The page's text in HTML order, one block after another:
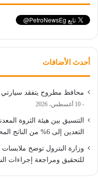
أحدث الأضافات
محافظ مطروح يتفقد سيارتي
10 أغسطس، 2026
التنسيق بين هيئة الثروة
التعدين إلى 6% من الناتج المحلي
وزارة البترول توضح
للتحقيق ومراجعة إجراءات